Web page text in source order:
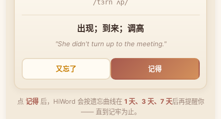
/tɜrn ʌp/
出现；到来；调高
"She didn't turn up to the meeting."
又忘了 记得
点 记得后，HiWord 会按遗忘曲线在 1 天、3 天、7 天后再提醒你
—— 直到记牢为止。